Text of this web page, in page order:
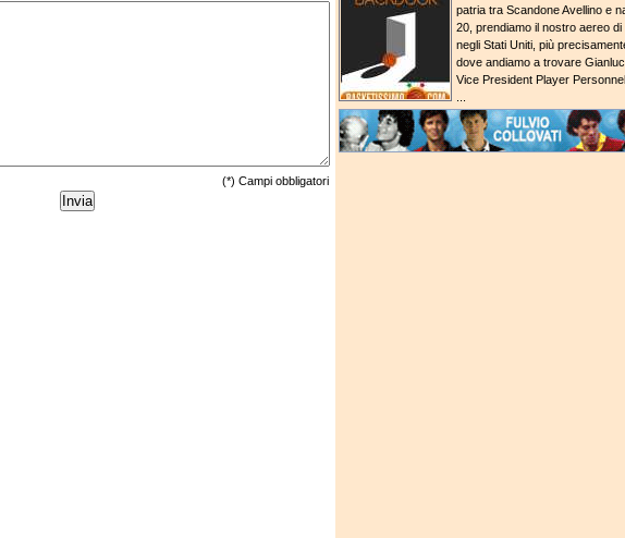
(*) Campi obbligatori
patria tra Scandone Avellino e
20, prendiamo il nostro aereo di
negli Stati Uniti, più
dove andiamo a trovare
Vice President Player